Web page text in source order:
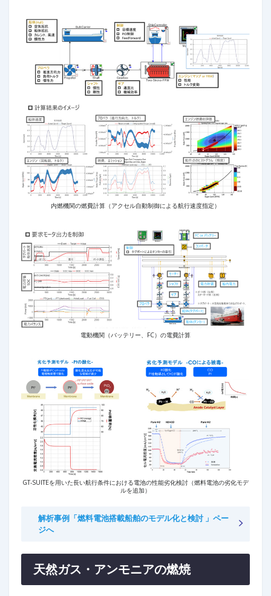
内燃機関の燃費計算（アクセル自動制御による航行速度指定）
電動機関（バッテリー、FC）の電費計算
GT-SUITEを用いた長い航行条件における電池の性能劣化検討（燃料電池の劣化モデ
ルを追加）
解析事例「燃料電池搭載船舶のモデル化と検討 」ペー
ジへ
天然ガス・アンモニアの燃焼